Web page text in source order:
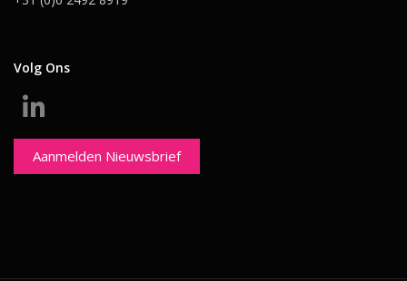
Volg Ons
Aanmelden Nieuwsbrief